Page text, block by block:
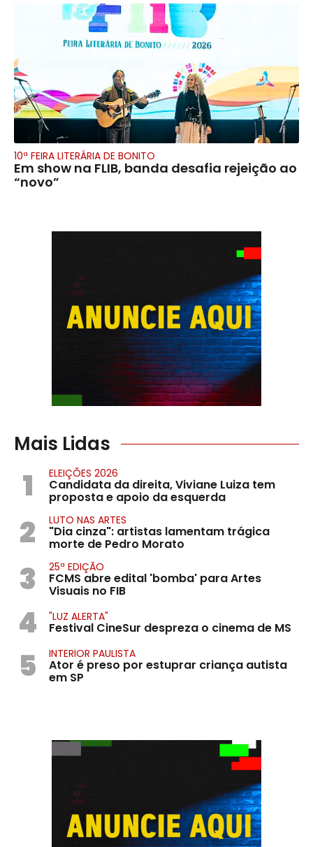
10ª FEIRA LITERÁRIA DE BONITO
Em show na FLIB, banda desafia rejeição ao
“novo”
Mais Lidas
1 ELEIÇÕES 2026
Candidata da direita, Viviane Luiza tem
proposta e apoio da esquerda
2 LUTO NAS ARTES
"Dia cinza": artistas lamentam trágica
morte de Pedro Morato
3 25ª EDIÇÃO
FCMS abre edital 'bomba' para Artes
Visuais no FIB
4 "LUZ ALERTA"
Festival CineSur despreza o cinema de MS
5 INTERIOR PAULISTA
Ator é preso por estuprar criança autista
em SP